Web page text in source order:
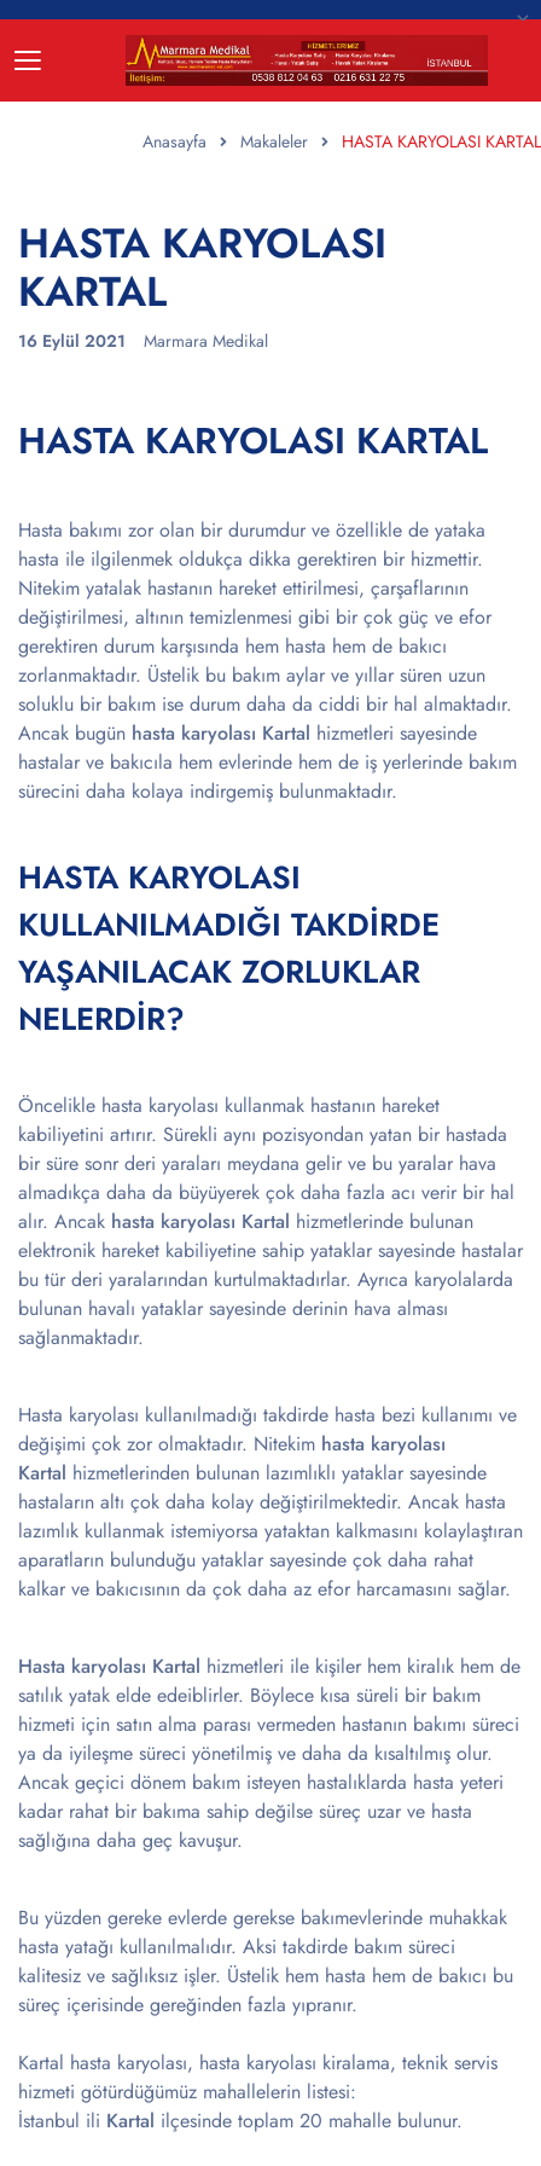
Anasayfa Makaleler HASTA KARYOLASI KARTAL
HASTA KARYOLASI
KARTAL
16 Eylül 2021 Marmara Medikal
HASTA KARYOLASI KARTAL
Hasta bakımı zor olan bir durumdur ve özellikle de yataka
hasta ile ilgilenmek oldukça dikka gerektiren bir hizmettir.
Nitekim yatalak hastanın hareket ettirilmesi, çarşaflarının
değiştirilmesi, altının temizlenmesi gibi bir çok güç ve efor
gerektiren durum karşısında hem hasta hem de bakıcı
zorlanmaktadır. Üstelik bu bakım aylar ve yıllar süren uzun
soluklu bir bakım ise durum daha da ciddi bir hal almaktadır.
Ancak bugün hasta karyolası Kartal hizmetleri sayesinde
hastalar ve bakıcıla hem evlerinde hem de iş yerlerinde bakım
sürecini daha kolaya indirgemiş bulunmaktadır.
HASTA KARYOLASI
KULLANILMADIĞI TAKDİRDE
YAŞANILACAK ZORLUKLAR
NELERDİR?
Öncelikle hasta karyolası kullanmak hastanın hareket
kabiliyetini artırır. Sürekli aynı pozisyondan yatan bir hastada
bir süre sonr deri yaraları meydana gelir ve bu yaralar hava
almadıkça daha da büyüyerek çok daha fazla acı verir bir hal
alır. Ancak hasta karyolası Kartal hizmetlerinde bulunan
elektronik hareket kabiliyetine sahip yataklar sayesinde hastalar
bu tür deri yaralarından kurtulmaktadırlar. Ayrıca karyolalarda
bulunan havalı yataklar sayesinde derinin hava alması
sağlanmaktadır.
Hasta karyolası kullanılmadığı takdirde hasta bezi kullanımı ve
değişimi çok zor olmaktadır. Nitekim hasta karyolası
Kartal hizmetlerinden bulunan lazımlıklı yataklar sayesinde
hastaların altı çok daha kolay değiştirilmektedir. Ancak hasta
lazımlık kullanmak istemiyorsa yataktan kalkmasını kolaylaştıran
aparatların bulunduğu yataklar sayesinde çok daha rahat
kalkar ve bakıcısının da çok daha az efor harcamasını sağlar.
Hasta karyolası Kartal hizmetleri ile kişiler hem kiralık hem de
satılık yatak elde edeiblirler. Böylece kısa süreli bir bakım
hizmeti için satın alma parası vermeden hastanın bakımı süreci
ya da iyileşme süreci yönetilmiş ve daha da kısaltılmış olur.
Ancak geçici dönem bakım isteyen hastalıklarda hasta yeteri
kadar rahat bir bakıma sahip değilse süreç uzar ve hasta
sağlığına daha geç kavuşur.
Bu yüzden gereke evlerde gerekse bakımevlerinde muhakkak
hasta yatağı kullanılmalıdır. Aksi takdirde bakım süreci
kalitesiz ve sağlıksız işler. Üstelik hem hasta hem de bakıcı bu
süreç içerisinde gereğinden fazla yıpranır.
Kartal hasta karyolası, hasta karyolası kiralama, teknik servis
hizmeti götürdüğümüz mahallelerin listesi:
İstanbul ili Kartal ilçesinde toplam 20 mahalle bulunur.